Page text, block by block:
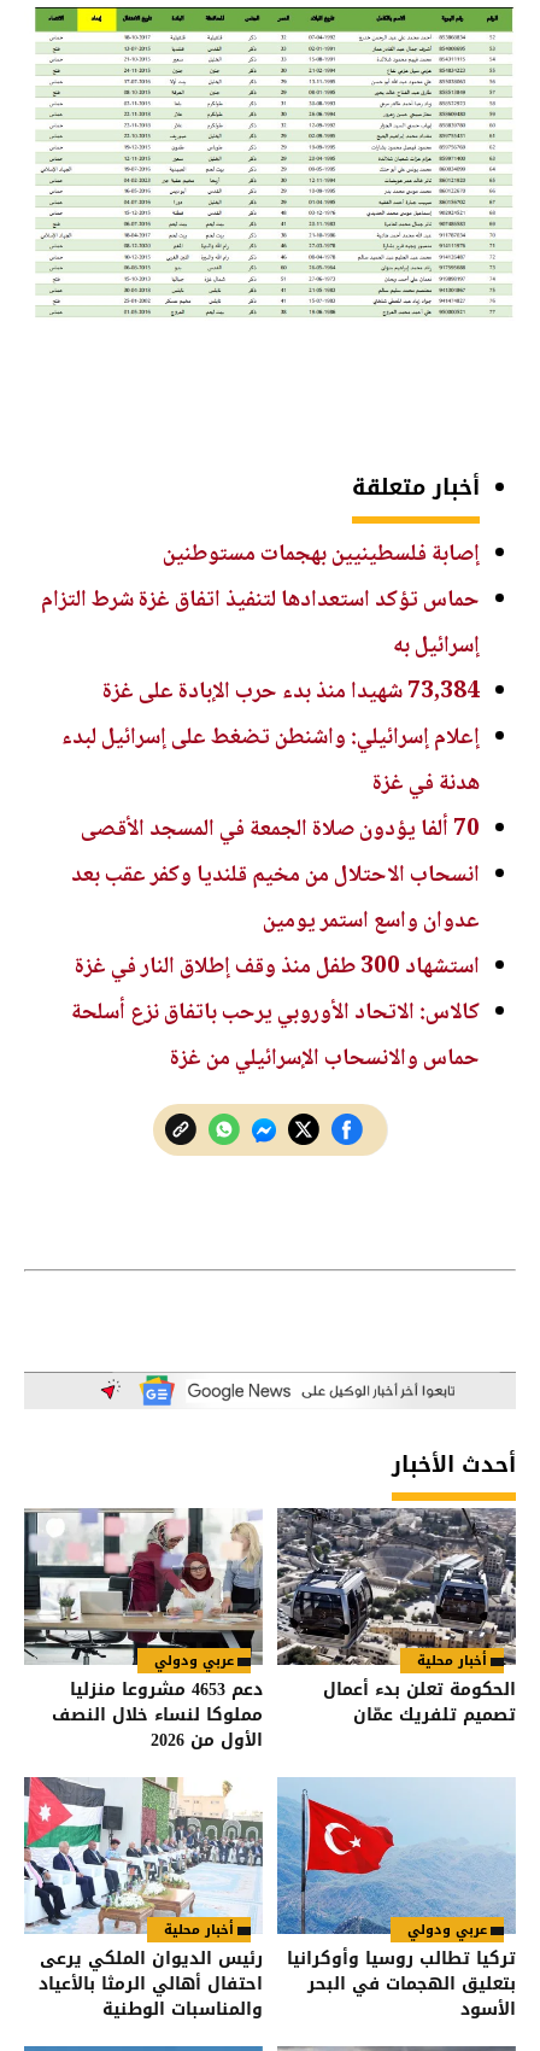
أخبار متعلقة
إصابة فلسطينيين بهجمات مستوطنين
حماس تؤكد استعدادها لتنفيذ اتفاق غزة شرط التزام
إسرائيل به
73,384 شهيدا منذ بدء حرب الإبادة على غزة
إعلام إسرائيلي: واشنطن تضغط على إسرائيل لبدء
هدنة في غزة
70 ألفا يؤدون صلاة الجمعة في المسجد الأقصى
انسحاب الاحتلال من مخيم قلنديا وكفر عقب بعد
عدوان واسع استمر يومين
استشهاد 300 طفل منذ وقف إطلاق النار في غزة
كالاس: الاتحاد الأوروبي يرحب باتفاق نزع أسلحة
حماس والانسحاب الإسرائيلي من غزة
أحدث الأخبار
أخبار محلية
الحكومة تعلن بدء أعمال
تصميم تلفريك عمّان
عربي ودولي
دعم 4653 مشروعا منزليا
مملوكا لنساء خلال النصف
الأول من 2026
عربي ودولي
تركيا تطالب روسيا وأوكرانيا
بتعليق الهجمات في البحر
الأسود
أخبار محلية
رئيس الديوان الملكي يرعى
احتفال أهالي الرمثا بالأعياد
والمناسبات الوطنية